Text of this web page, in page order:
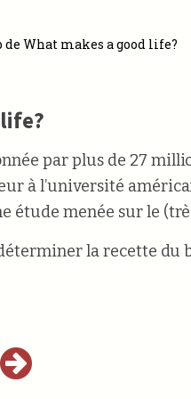
de What makes a good life?
par plus de 27
à l’université
étude menée sur le
la recette du